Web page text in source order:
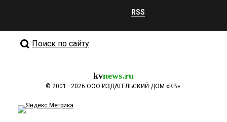
RSS
Поиск по сайту
kvnews.ru
© 2001—2026 ООО ИЗДАТЕЛЬСКИЙ ДОМ «КВ».